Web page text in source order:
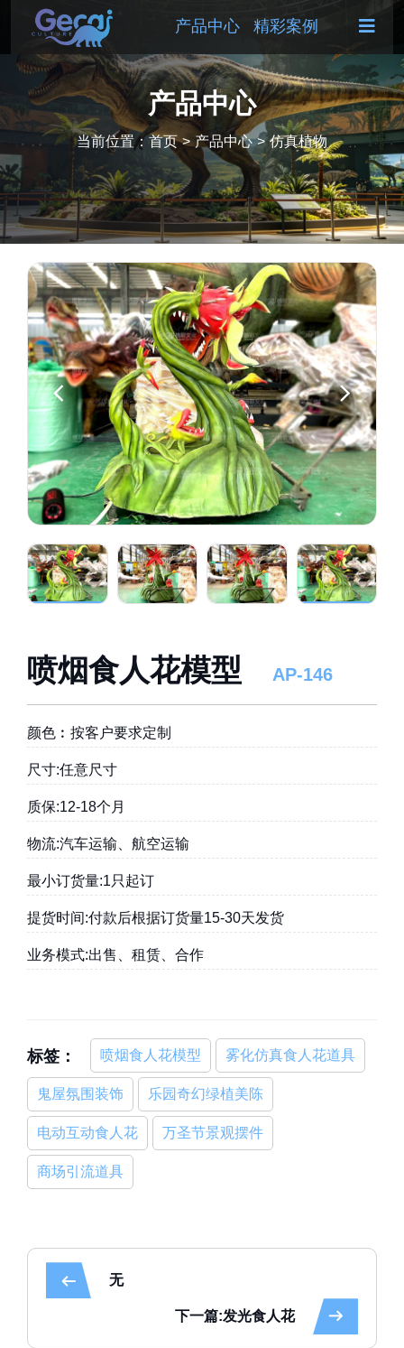
产品中心 精彩案例
产品中心
当前位置：首页 > 产品中心 > 仿真植物
喷烟食人花模型 AP-146
颜色︰按客户要求定制
尺寸:任意尺寸
质保:12-18个月
物流:汽车运输、航空运输
最小订货量:1只起订
提货时间:付款后根据订货量15-30天发货
业务模式:出售、租赁、合作
标签： 喷烟食人花模型 雾化仿真食人花道具
鬼屋氛围装饰 乐园奇幻绿植美陈
电动互动食人花 万圣节景观摆件
商场引流道具
无
下一篇:发光食人花